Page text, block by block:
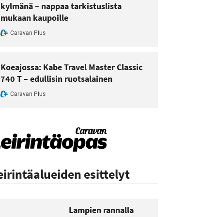
kylmänä – nappaa tarkistuslista
mukaan kaupoille
Caravan Plus
Koeajossa: Kabe Travel Master Classic
740 T – edullisin ruotsalainen
Caravan Plus
esittelyt
Lampien rannalla